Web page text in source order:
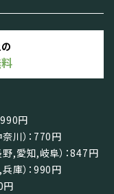
円
川）：770円
,愛知,岐阜）：847円
庫）：990円
円